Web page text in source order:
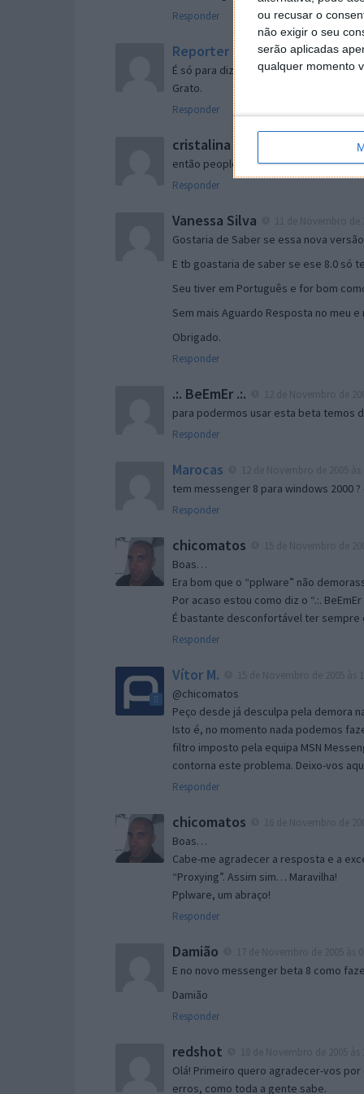
ou recusar o
não exigir o seu
serão aplicadas
qualquer momento
Responder
Reporter 7 de Novembro de 2005 às
É só para dizer que ainda não me
Grato.
Responder
cristalina 11 de Novembro de 2005
então people
Responder
Vanessa Silva
Gostaria de Saber se essa nova
E tb goastaria de saber se ese 8.0 só
Seu tiver em Português e for bom
Sem mais Aguardo Resposta no meu e
Obrigado.
Responder
.:. BeEmEr .:.
para podermos usar esta beta temos
Responder
Marocas
tem messenger 8 para windows 2000
Responder
chicomatos
Boas…
Era bom que o “pplware” não
Por acaso estou como diz o “.:.
É bastante desconfortável ter sempre
Responder
Vítor M.
@chicomatos
Peço desde já desculpa pela demora
Isto é, no momento nada podemos
filtro imposto pela equipa MSN
contorna este problema. Deixo-vos
Responder
chicomatos
Boas…
Cabe-me agradecer a resposta e a
“Proxying”. Assim sim… Maravilha!
Pplware, um abraço!
Responder
Damião
E no novo messenger beta 8 como
Damião
Responder
redshot
Olá! Primeiro quero agradecer-vos
erros, como toda a gente sabe.